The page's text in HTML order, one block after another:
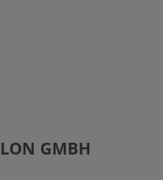
GMBH